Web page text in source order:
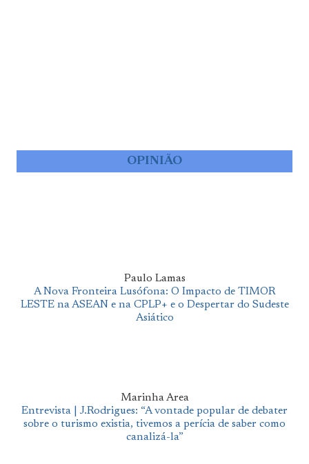
OPINIÃO
Paulo Lamas
A Nova Fronteira Lusófona: O Impacto de TIMOR
LESTE na ASEAN e na CPLP+ e o Despertar do Sudeste
Asiático
Marinha Area
Entrevista | J.Rodrigues: “A vontade popular de debater
sobre o turismo existia, tivemos a perícia de saber como
canalizá-la”